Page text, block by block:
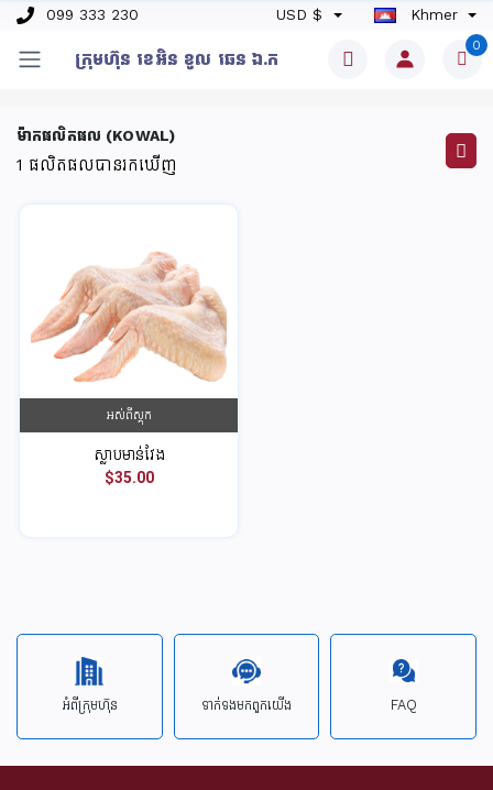
099 333 230 USD $ Khmer
ក្រុមហ៊ុន​ ខេអិន ខូល ឆេន​ ឯ.ក
0
ម៉ាកផលិតផល (KOWAL)
1 ផលិតផលបានរកឃើញ
អស់ពីស្តុក
ស្លាបមាន់វែង
$35.00
អំពីក្រុមហ៊ុន ទាក់ទង​មក​ពួក​យើង FAQ